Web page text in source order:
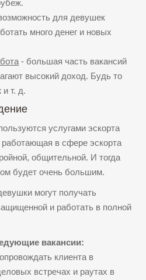
для девушек
много денег и новых
- большая часть вакансий
высокий доход. Будь то
и т. д.
услугами эскорта
в сфере эскорта
общительной. И тогда
будет очень большим.
могут получать
и работать в полной
вакансии:
клиента в
встречах и раутах в